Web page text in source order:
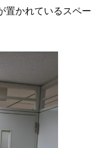
置かれているスペー